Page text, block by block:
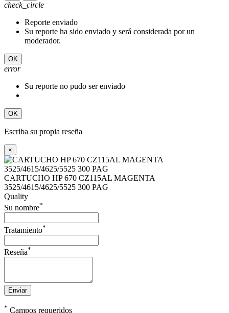
check_circle
Reporte enviado
Su reporte ha sido enviado y será considerada por un
moderador.
OK
error
Su reporte no pudo ser enviado
OK
Escriba su propia reseña
×
CARTUCHO HP 670 CZ115AL MAGENTA
3525/4615/4625/5525 300 PAG
Quality
Su nombre*
Tratamiento*
Reseña*
Enviar
* Campos requeridos